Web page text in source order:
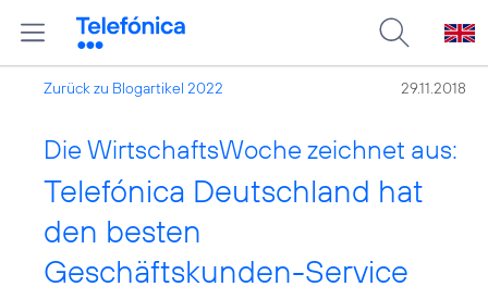
Zurück zu Blogartikel 2022 29.11.2018
Die WirtschaftsWoche zeichnet aus:
Telefónica Deutschland hat
den besten
Geschäftskunden-Service